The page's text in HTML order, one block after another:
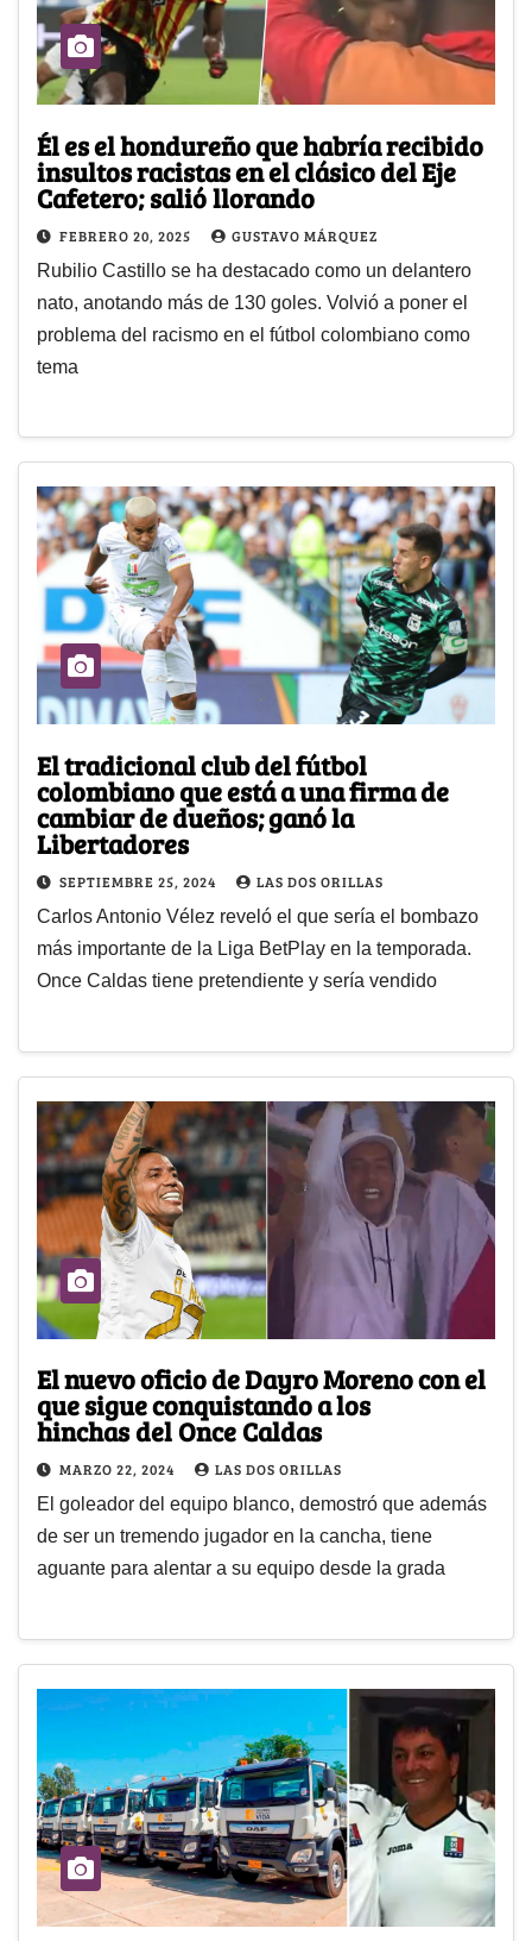
Él es el hondureño que habría recibido
insultos racistas en el clásico del Eje
Cafetero; salió llorando
FEBRERO 20, 2025 GUSTAVO MÁRQUEZ
Rubilio Castillo se ha destacado como un delantero
nato, anotando más de 130 goles. Volvió a poner el
problema del racismo en el fútbol colombiano como
tema
El tradicional club del fútbol
colombiano que está a una firma de
cambiar de dueños; ganó la
Libertadores
SEPTIEMBRE 25, 2024 LAS DOS ORILLAS
Carlos Antonio Vélez reveló el que sería el bombazo
más importante de la Liga BetPlay en la temporada.
Once Caldas tiene pretendiente y sería vendido
El nuevo oficio de Dayro Moreno con el
que sigue conquistando a los
hinchas del Once Caldas
MARZO 22, 2024 LAS DOS ORILLAS
El goleador del equipo blanco, demostró que además
de ser un tremendo jugador en la cancha, tiene
aguante para alentar a su equipo desde la grada